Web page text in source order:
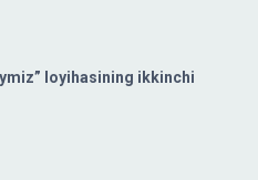
loyihasining ikkinchi